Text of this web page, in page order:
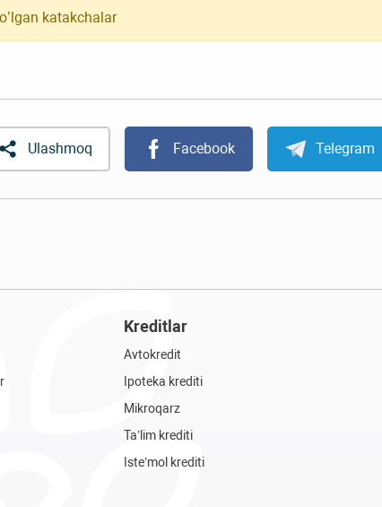
katakchalar
Ulashmoq Facebook Telegram
Kreditlar
Avtokredit
Ipoteka krediti
Mikroqarz
Ta’lim krediti
Iste’mol krediti